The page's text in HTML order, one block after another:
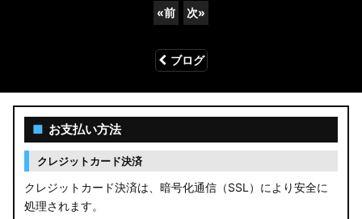
«前 次»
ブログ
■ お支払い方法
クレジットカード決済
クレジットカード決済は、暗号化通信（SSL）により安全に
処理されます。